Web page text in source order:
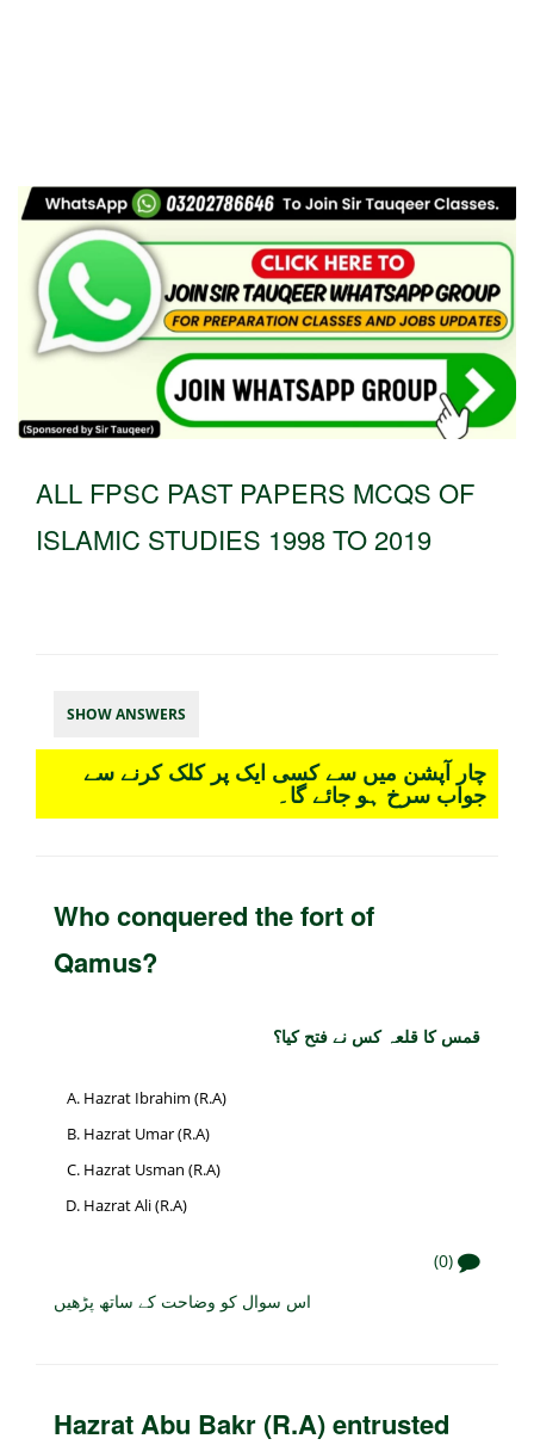
ALL FPSC PAST PAPERS MCQS OF
ISLAMIC STUDIES 1998 TO 2019
SHOW ANSWERS
چار آپشن میں سے کسی ایک پر کلک کرنے سے
جواب سرخ ہو جائے گا۔
Who conquered the fort of
Qamus?
قمس کا قلعہ کس نے فتح کیا؟
Hazrat Ibrahim (R.A)
Hazrat Umar (R.A)
Hazrat Usman (R.A)
Hazrat Ali (R.A)
(0)
اس سوال کو وضاحت کے ساتھ پڑھیں
Hazrat Abu Bakr (R.A) entrusted